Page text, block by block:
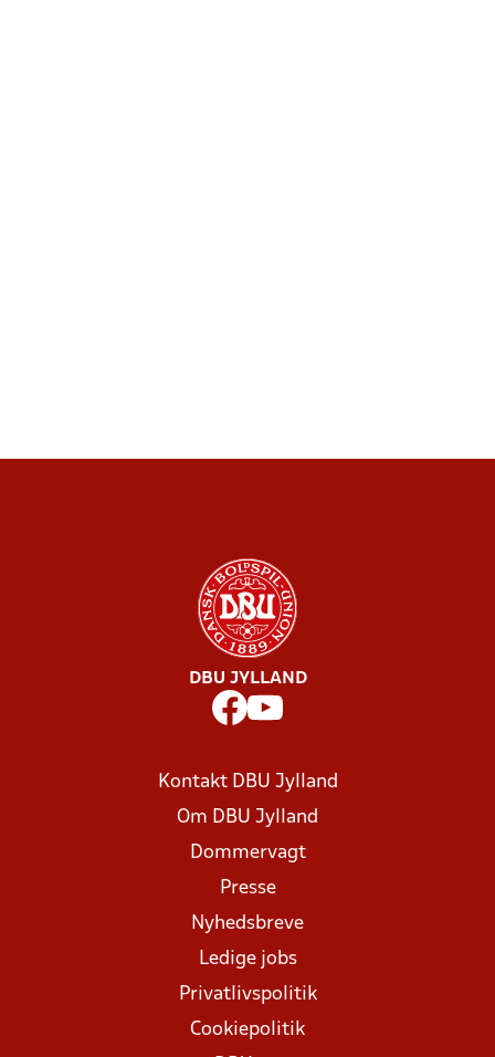
DBU JYLLAND
Kontakt DBU Jylland
Om DBU Jylland
Dommervagt
Presse
Nyhedsbreve
Ledige jobs
Privatlivspolitik
Cookiepolitik